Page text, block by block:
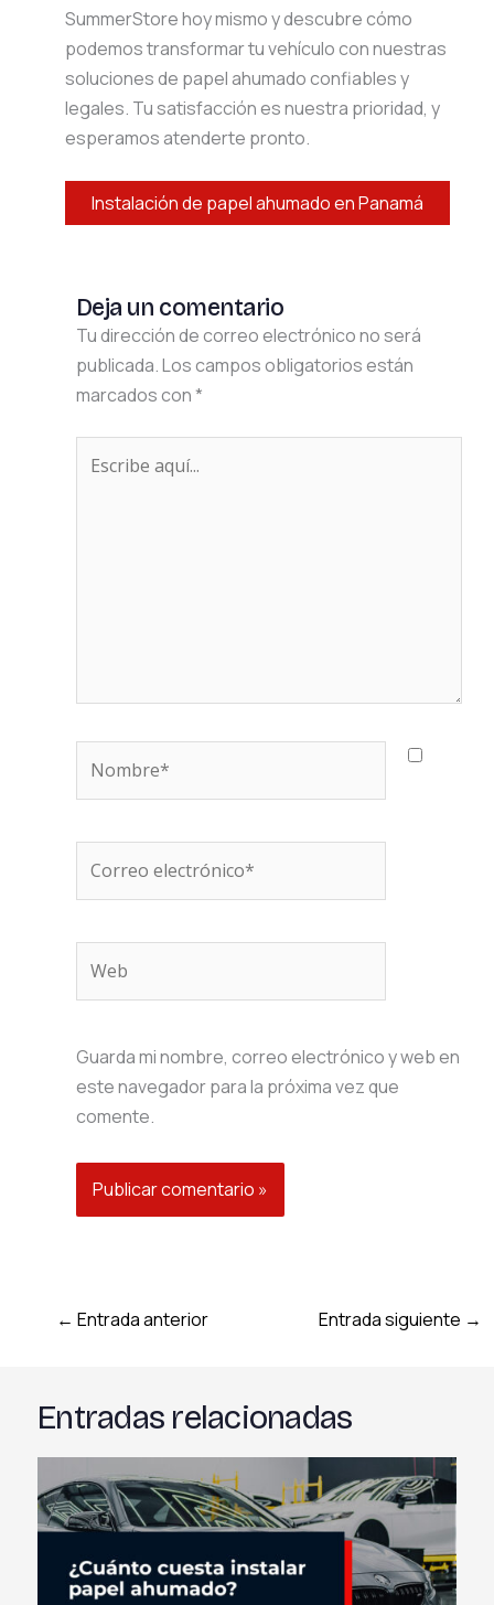
SummerStore hoy mismo y descubre cómo
podemos transformar tu vehículo con nuestras
soluciones de papel ahumado confiables y
legales. Tu satisfacción es nuestra prioridad, y
esperamos atenderte pronto.
Instalación de papel ahumado en Panamá
Deja un comentario
Tu dirección de correo electrónico no será
publicada.Los campos obligatorios están
marcados con*
aquí...
electrónico*
Guarda mi nombre, correo electrónico y web en
este navegador para la próxima vez que
comente.
← Entrada anterior Entrada siguiente →
Entradas relacionadas